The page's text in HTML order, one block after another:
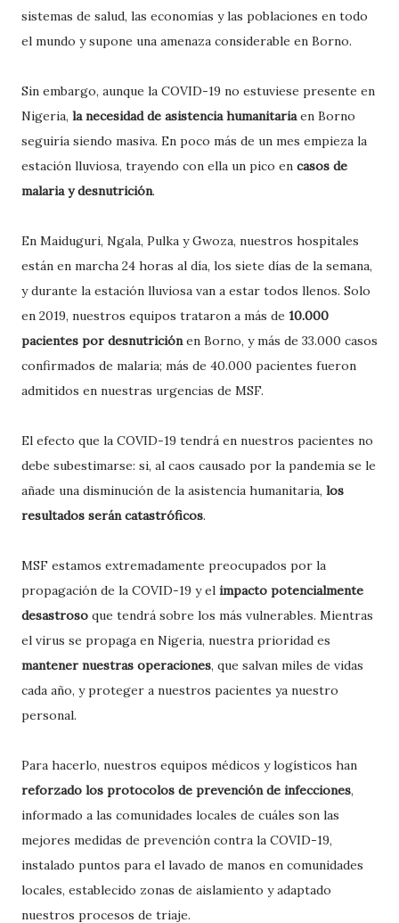
sistemas de salud, las economías y las poblaciones en todo
el mundo y supone una amenaza considerable en Borno.
Sin embargo, aunque la COVID-19 no estuviese presente en
Nigeria, la necesidad de asistencia humanitariaen Borno
seguiría siendo masiva. En poco más de un mes empieza la
estación lluviosa, trayendo con ella un pico en casos de
malaria y desnutrición.
En Maiduguri, Ngala, Pulka y Gwoza, nuestros hospitales
están en marcha 24 horas al día, los siete días de la semana,
y durante la estación lluviosa van a estar todos llenos. Solo
en 2019, nuestros equipos trataron a más de 10.000
pacientes por desnutriciónen Borno, y más de 33.000 casos
confirmados de malaria; más de 40.000 pacientes fueron
admitidos en nuestras urgencias de MSF.
El efecto que la COVID-19 tendrá en nuestros pacientes no
debe subestimarse: si, al caos causado por la pandemia se le
añade una disminución de la asistencia humanitaria, los
resultados serán catastróficos.
MSF estamos extremadamente preocupados por la
propagación de la COVID-19 y el impacto potencialmente
desastroso que tendrá sobre los más vulnerables. Mientras
el virus se propaga en Nigeria, nuestra prioridad es
mantener nuestras operaciones, que salvan miles de vidas
cada año, y proteger a nuestros pacientes ya nuestro
personal.
Para hacerlo, nuestros equipos médicos y logísticos han
reforzado los protocolos de prevención de infecciones,
informado a las comunidades locales de cuáles son las
mejores medidas de prevención contra la COVID-19,
instalado puntos para el lavado de manos en comunidades
locales, establecido zonas de aislamiento y adaptado
nuestros procesos de triaje.